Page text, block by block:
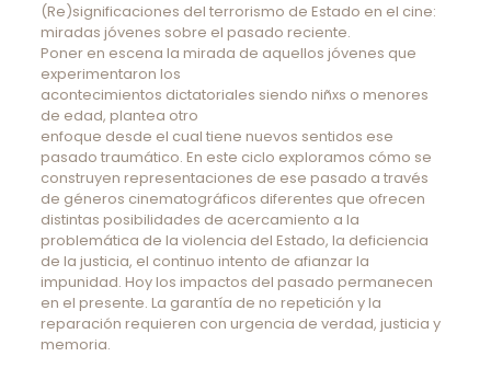
(Re)significaciones del terrorismo de Estado en el cine:
miradas jóvenes sobre el pasado reciente.
Poner en escena la mirada de aquellos jóvenes que
experimentaron los
acontecimientos dictatoriales siendo niñxs o menores
de edad, plantea otro
enfoque desde el cual tiene nuevos sentidos ese
pasado traumático. En este ciclo exploramos cómo se
construyen representaciones de ese pasado a través
de géneros cinematográficos diferentes que ofrecen
distintas posibilidades de acercamiento a la
problemática de la violencia del Estado, la deficiencia
de la justicia, el continuo intento de afianzar la
impunidad. Hoy los impactos del pasado permanecen
en el presente. La garantía de no repetición y la
reparación requieren con urgencia de verdad, justicia y
memoria.